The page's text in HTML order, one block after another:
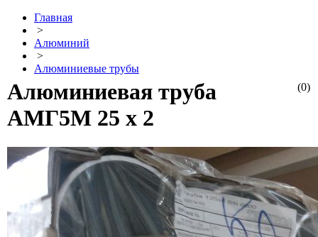
Главная
>
Алюминий
>
Алюминиевые трубы
(0)
Алюминиевая труба
АМГ5М 25 х 2